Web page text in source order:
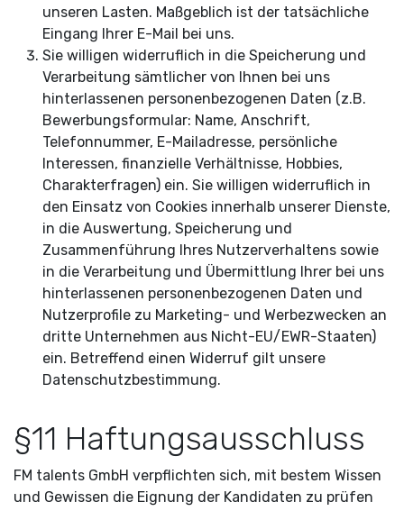
unseren Lasten. Maßgeblich ist der tatsächliche
Eingang Ihrer E-Mail bei uns.
Sie willigen widerruflich in die Speicherung und
Verarbeitung sämtlicher von Ihnen bei uns
hinterlassenen personenbezogenen Daten (z.B.
Bewerbungsformular: Name, Anschrift,
Telefonnummer, E-Mailadresse, persönliche
Interessen, finanzielle Verhältnisse, Hobbies,
Charakterfragen) ein. Sie willigen widerruflich in
den Einsatz von Cookies innerhalb unserer Dienste,
in die Auswertung, Speicherung und
Zusammenführung Ihres Nutzerverhaltens sowie
in die Verarbeitung und Übermittlung Ihrer bei uns
hinterlassenen personenbezogenen Daten und
Nutzerprofile zu Marketing- und Werbezwecken an
dritte Unternehmen aus Nicht-EU/EWR-Staaten)
ein. Betreffend einen Widerruf gilt unsere
Datenschutzbestimmung.
§11 Haftungsausschluss
FM talents GmbH verpflichten sich, mit bestem Wissen
und Gewissen die Eignung der Kandidaten zu prüfen